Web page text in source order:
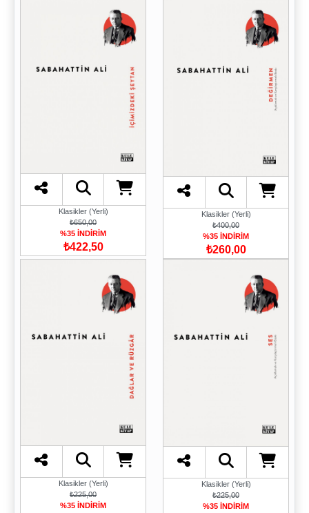
Klasikler (Yerli)
₺650,00
%35 İNDİRİM
₺422,50
Klasikler (Yerli)
₺400,00
%35 İNDİRİM
₺260,00
Klasikler (Yerli)
₺225,00
%35 İNDİRİM
Klasikler (Yerli)
₺225,00
%35 İNDİRİM